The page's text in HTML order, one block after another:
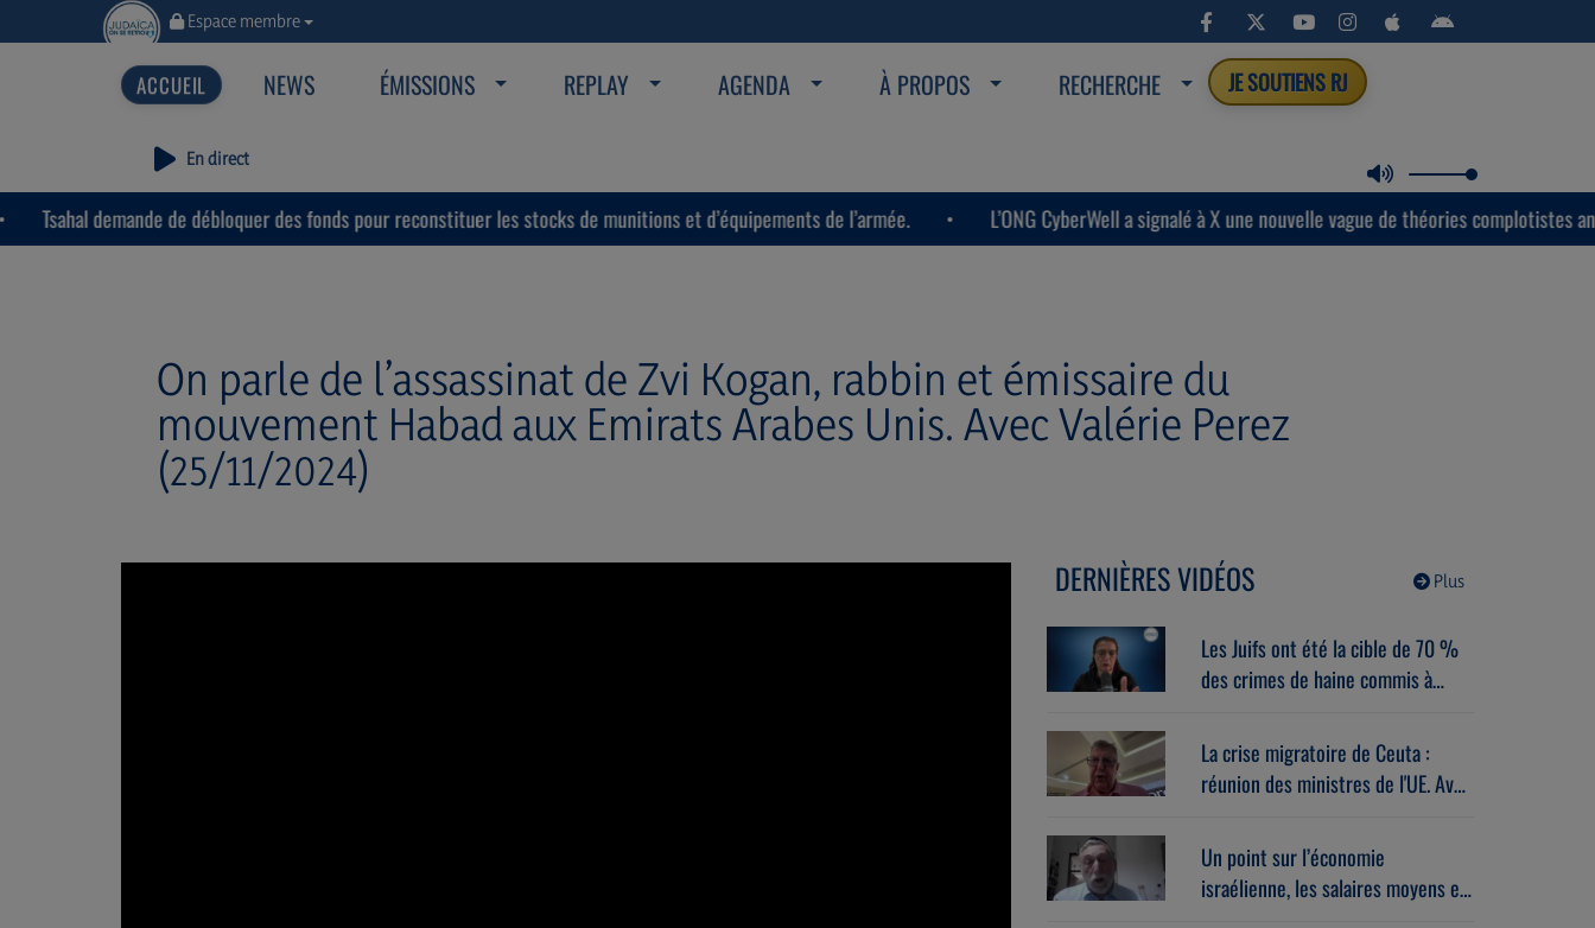
Espace membre
NEWS ÉMISSIONS REPLAY AGENDA À PROPOS RECHERCHE JE SOUTIENS RJ
En direct
demande de débloquer des fonds pour reconstituer les stocks de munitions et d’équipements de l’armée. L’ONG CyberWell a signalé à X une nouvelle vague de théories complotistes antisémites.
On parle de l’assassinat de Zvi Kogan, rabbin et émissaire du
mouvement Habad aux Emirats Arabes Unis. Avec Valérie Perez
(25/11/2024)
Plus
DERNIÈRES VIDÉOS
Les Juifs ont été la cible de 70 %
des crimes de haine commis à
Sébastien Lévi (05/08/2026)
La crise migratoire de Ceuta :
réunion des ministres de l'UE. Avec
Un point sur l’économie
israélienne, les salaires moyens et